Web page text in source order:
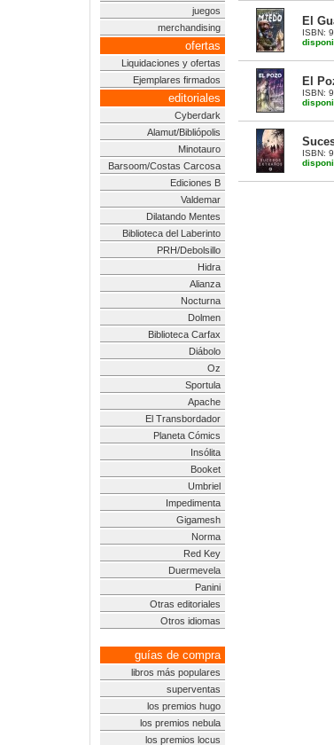
juegos
merchandising
ofertas
Liquidaciones y ofertas
Ejemplares firmados
editoriales
Cyberdark
Alamut/Bibliópolis
Minotauro
Barsoom/Costas Carcosa
Ediciones B
Valdemar
Dilatando Mentes
Biblioteca del Laberinto
PRH/Debolsillo
Hidra
Alianza
Nocturna
Dolmen
Biblioteca Carfax
Diábolo
Oz
Sportula
Apache
El Transbordador
Planeta Cómics
Insólita
Booket
Umbriel
Impedimenta
Gigamesh
Norma
Red Key
Duermevela
Panini
Otras editoriales
Otros idiomas
guías de compra
libros más populares
superventas
los premios hugo
los premios nebula
los premios locus
El
ISBN:
El
ISBN:
ISBN: